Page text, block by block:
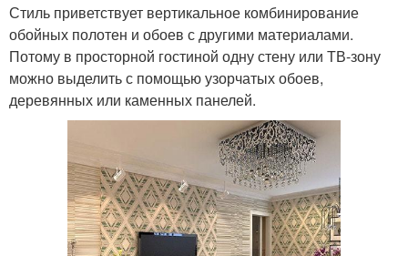
Стиль приветствует вертикальное комбинирование
обойных полотен и обоев с другими материалами.
Потому в просторной гостиной одну стену или ТВ-зону
можно выделить с помощью узорчатых обоев,
деревянных или каменных панелей.